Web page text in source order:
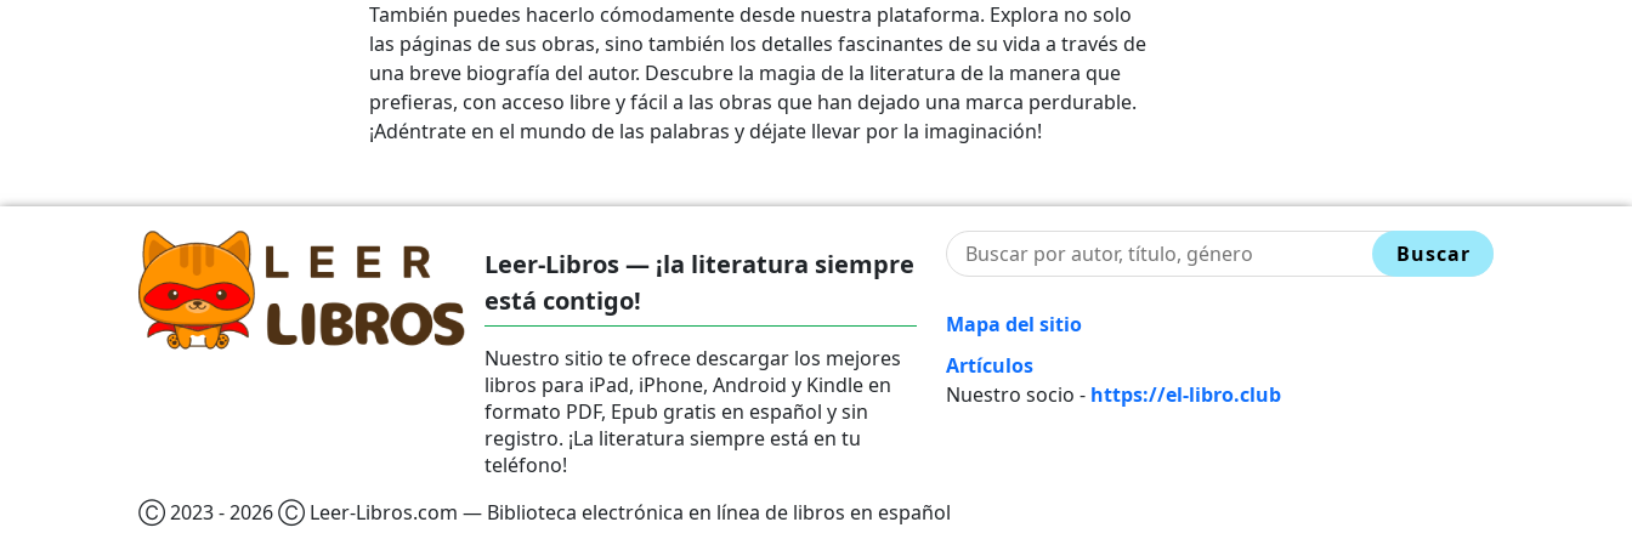
También puedes hacerlo cómodamente desde nuestra plataforma. Explora no solo
las páginas de sus obras, sino también los detalles fascinantes de su vida a través de
una breve biografía del autor. Descubre la magia de la literatura de la manera que
prefieras, con acceso libre y fácil a las obras que han dejado una marca perdurable.
¡Adéntrate en el mundo de las palabras y déjate llevar por la imaginación!
Leer-Libros — ¡la literatura siempre
está contigo!
Nuestro sitio te ofrece descargar los mejores
libros para iPad, iPhone, Android y Kindle en
formato PDF, Epub gratis en español y sin
registro. ¡La literatura siempre está en tu
teléfono!
Buscar
Mapa del sitio
Artículos
Nuestro socio - https://el-libro.club
Ⓒ 2023 - 2026 Ⓒ Leer-Libros.com — Biblioteca electrónica en línea de libros en español